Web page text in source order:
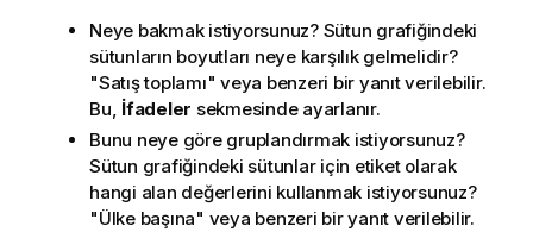
Neye bakmak istiyorsunuz? Sütun grafiğindeki
sütunların boyutları neye karşılık gelmelidir?
"Satış toplamı" veya benzeri bir yanıt verilebilir.
Bu, İfadeler sekmesinde ayarlanır.
Bunu neye göre gruplandırmak istiyorsunuz?
Sütun grafiğindeki sütunlar için etiket olarak
hangi alan değerlerini kullanmak istiyorsunuz?
"Ülke başına" veya benzeri bir yanıt verilebilir.